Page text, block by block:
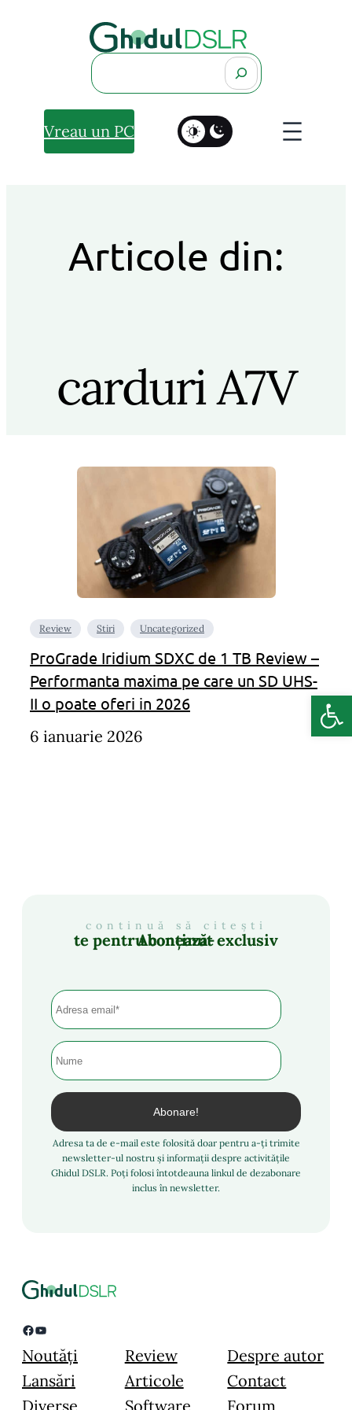
Search
Vreau un PC
Articole din:
carduri A7V
Review Stiri Uncategorized
ProGrade Iridium SDXC de 1 TB Review –
Performanta maxima pe care un SD UHS-
II o poate oferi in 2026
6 ianuarie 2026
continuă să citești
Abonează-te pentru conținut exclusiv
Adresa ta de e-mail este folosită doar pentru a-ți trimite
newsletter-ul nostru și informații despre activitățile
Ghidul DSLR. Poți folosi întotdeauna linkul de dezabonare
inclus în newsletter.
Facebook YouTube
Noutăți
Lansări
Diverse
Review
Articole
Software
Despre autor
Contact
Forum